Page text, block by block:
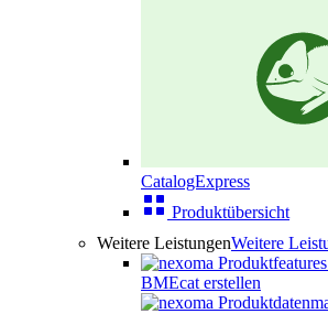
CatalogExpress
Produktübersicht
Weitere LeistungenWeitere
BMEcat erstellen